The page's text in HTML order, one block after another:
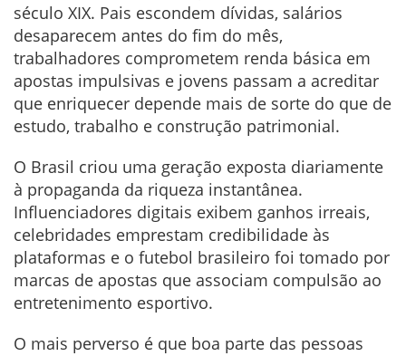
século XIX. Pais escondem dívidas, salários
desaparecem antes do fim do mês,
trabalhadores comprometem renda básica em
apostas impulsivas e jovens passam a acreditar
que enriquecer depende mais de sorte do que de
estudo, trabalho e construção patrimonial.
O Brasil criou uma geração exposta diariamente
à propaganda da riqueza instantânea.
Influenciadores digitais exibem ganhos irreais,
celebridades emprestam credibilidade às
plataformas e o futebol brasileiro foi tomado por
marcas de apostas que associam compulsão ao
entretenimento esportivo.
O mais perverso é que boa parte das pessoas